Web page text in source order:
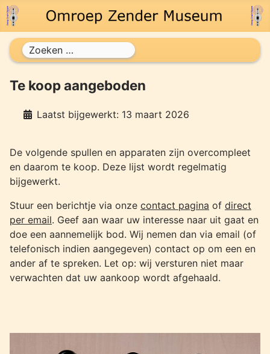
Zoeken
Te koop aangeboden
Laatst bijgewerkt: 13 maart 2026
De volgende spullen en apparaten zijn overcompleet
en daarom te koop. Deze lijst wordt regelmatig
bijgewerkt.
Stuur een berichtje via onze contact pagina of direct
per email. Geef aan waar uw interesse naar uit gaat en
doe een aannemelijk bod. Wij nemen dan via email (of
telefonisch indien aangegeven) contact op om een en
ander af te spreken. Let op: wij versturen niet maar
verwachten dat uw aankoop wordt afgehaald.